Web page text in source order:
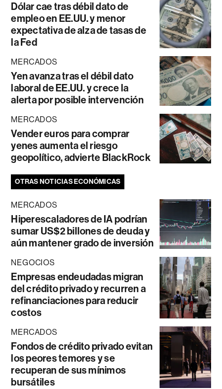
Dólar cae tras débil dato de
empleo en EE.UU. y menor
expectativa de alza de tasas de
la Fed
MERCADOS
Yen avanza tras el débil dato
laboral de EE.UU. y crece la
alerta por posible intervención
MERCADOS
Vender euros para comprar
yenes aumenta el riesgo
geopolítico, advierte BlackRock
OTRAS NOTICIAS ECONÓMICAS
MERCADOS
Hiperescaladores de IA podrían
sumar US$2 billones de deuda y
aún mantener grado de inversión
NEGOCIOS
Empresas endeudadas migran
del crédito privado y recurren a
refinanciaciones para reducir
costos
MERCADOS
Fondos de crédito privado evitan
los peores temores y se
recuperan de sus mínimos
bursátiles